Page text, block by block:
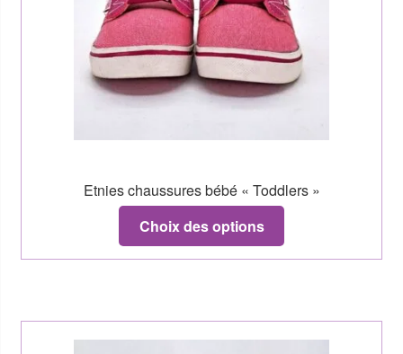
Etnies chaussures bébé « Toddlers »
Choix des options